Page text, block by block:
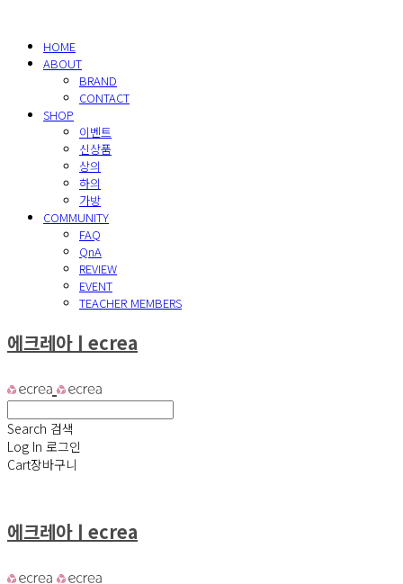
HOME
ABOUT
BRAND
CONTACT
SHOP
이벤트
신상품
상의
하의
가방
COMMUNITY
FAQ
QnA
REVIEW
EVENT
TEACHER MEMBERS
에크레아ㅣecrea
Search 검색
Log In 로그인
Cart장바구니
에크레아ㅣecrea